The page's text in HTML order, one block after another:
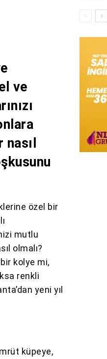
ve
özel bir
mutlu
olmalı?
kolye mi,
renkli
yeni yıl
küpeye,